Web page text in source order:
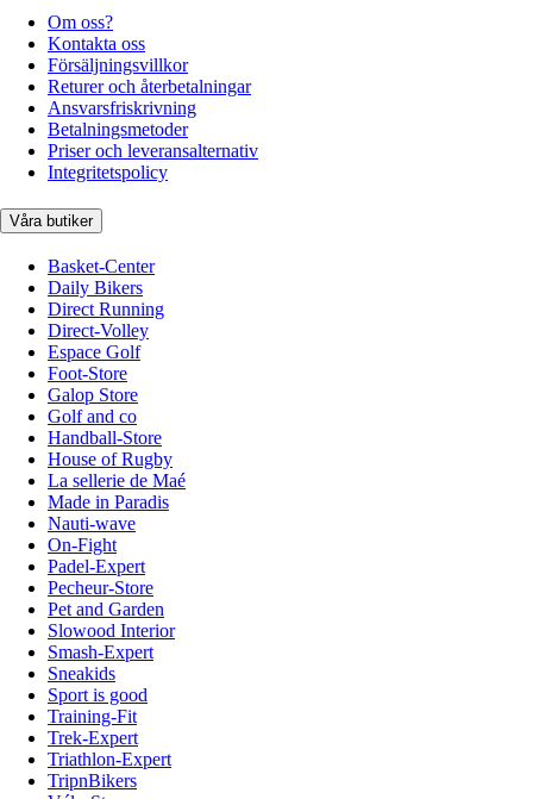
Om oss?
Kontakta oss
Försäljningsvillkor
Returer och återbetalningar
Ansvarsfriskrivning
Betalningsmetoder
Priser och leveransalternativ
Integritetspolicy
Våra butiker
Basket-Center
Daily Bikers
Direct Running
Direct-Volley
Espace Golf
Foot-Store
Galop Store
Golf and co
Handball-Store
House of Rugby
La sellerie de Maé
Made in Paradis
Nauti-wave
On-Fight
Padel-Expert
Pecheur-Store
Pet and Garden
Slowood Interior
Smash-Expert
Sneakids
Sport is good
Training-Fit
Trek-Expert
Triathlon-Expert
TripnBikers